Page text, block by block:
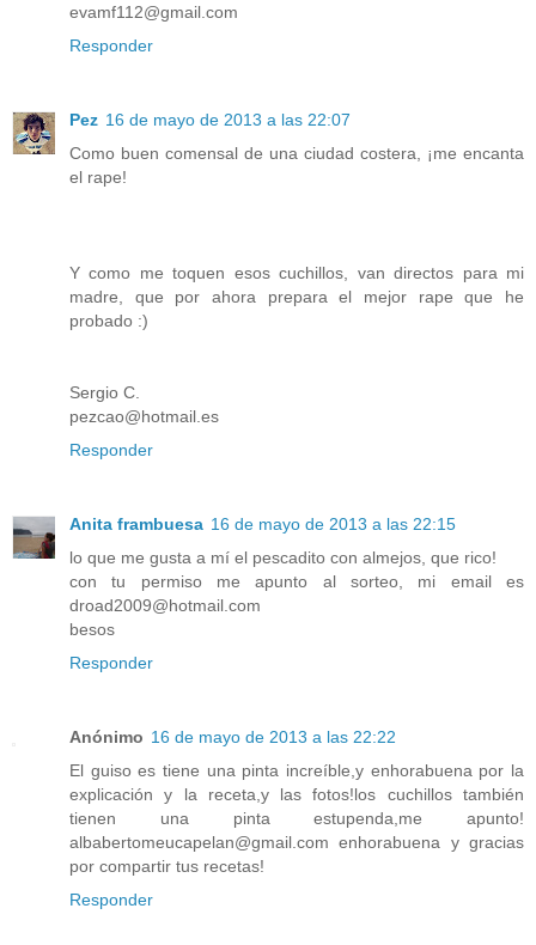
evamf112@gmail.com
Responder
Pez 16 de mayo de 2013 a las 22:07
Como buen comensal de una ciudad costera, ¡me encanta
el rape!
Y como me toquen esos cuchillos, van directos para mi
madre, que por ahora prepara el mejor rape que he
probado :)
Sergio C.
pezcao@hotmail.es
Responder
Anita frambuesa 16 de mayo de 2013 a las 22:15
lo que me gusta a mí el pescadito con almejos, que rico!
con tu permiso me apunto al sorteo, mi email es
droad2009@hotmail.com
besos
Responder
Anónimo 16 de mayo de 2013 a las 22:22
El guiso es tiene una pinta increíble,y enhorabuena por la
explicación y la receta,y las fotos!los cuchillos también
tienen una pinta estupenda,me apunto!
albabertomeucapelan@gmail.com enhorabuena y gracias
por compartir tus recetas!
Responder